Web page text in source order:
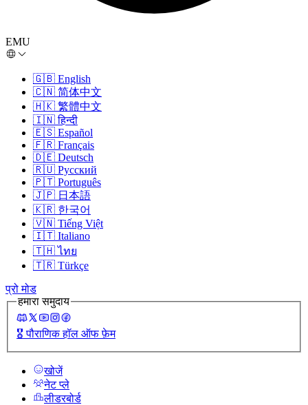
EMU
🇬🇧 English
🇨🇳 简体中文
🇭🇰 繁體中文
🇮🇳 हिन्दी
🇪🇸 Español
🇫🇷 Français
🇩🇪 Deutsch
🇷🇺 Русский
🇵🇹 Português
🇯🇵 日本語
🇰🇷 한국어
🇻🇳 Tiếng Việt
🇮🇹 Italiano
🇹🇭 ไทย
🇹🇷 Türkçe
प्रो मोड
हमारा समुदाय
🎖️पौराणिक हॉल ऑफ फ़ेम
खोजें
नेट प्ले
लीडरबोर्ड